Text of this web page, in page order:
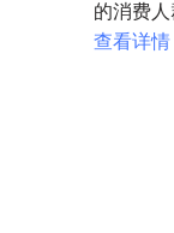
的消费
查看详情